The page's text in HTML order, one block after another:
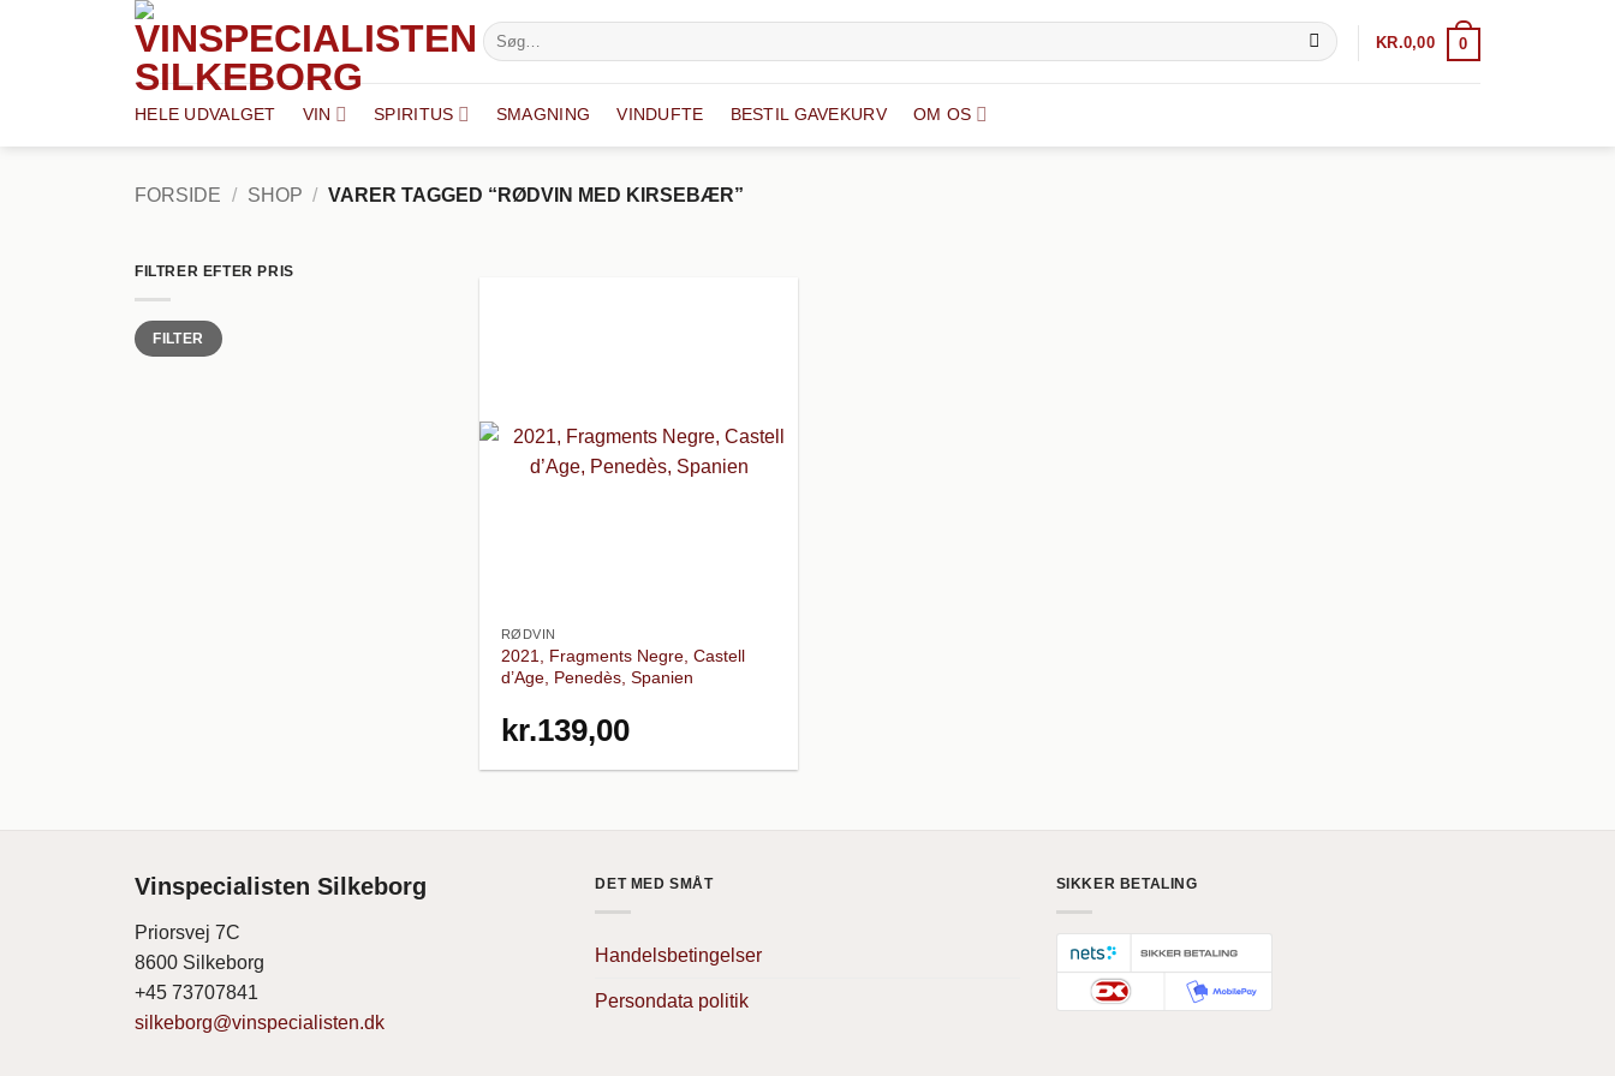
Søg
efter:
KR.0,00 0
HELE UDVALGET VIN SPIRITUS SMAGNING VINDUFTE BESTIL GAVEKURV OM OS
FORSIDE / SHOP / VARER TAGGED “RØDVIN MED KIRSEBÆR”
FILTRER EFTER PRIS
Mindste
pris
Højeste
prisFILTER
RØDVIN
2021, Fragments Negre, Castell
d’Age, Penedès, Spanien
kr.139,00
Vinspecialisten Silkeborg
Priorsvej 7C
8600 Silkeborg
+45 73707841
silkeborg@vinspecialisten.dk
DET MED SMÅT
Handelsbetingelser
Persondata politik
SIKKER BETALING